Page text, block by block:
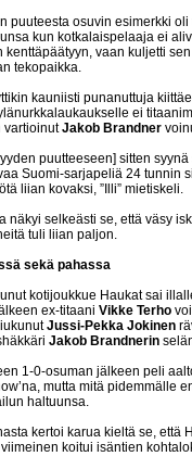
puuteesta osuvin esimerkki
kun kotkalaispelaaja ei
kenttäpäätyyn, vaan kuljetti
tekopaikka.
kauniisti punanuttuja
ei
vartioinutJakob Brandner
puutteeseen] sitten
Suomi-sarjapeliä 24 tunnin
liian kovaksi, ”Illi” mietiskeli.
näkyi selkeästi se, että väsy
tuli liian paljon.
sekä pahassa
kotijoukkue Haukat sai
ex-titaani Vikke Terho
Jussi-Pekka Jokinen
Jakob Brandnerin
1-0-osuman jälkeen peli
mutta mitä pidemmälle
haltuunsa.
kertoi karua kieltä se, että
koitui isäntien